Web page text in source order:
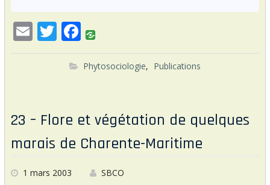
E
m
T
w
itt
F
e
o
k
Phytosociologie, Publications
23 – Flore et végétation de quelques
marais de Charente-Maritime
1 mars 2003 SBCO